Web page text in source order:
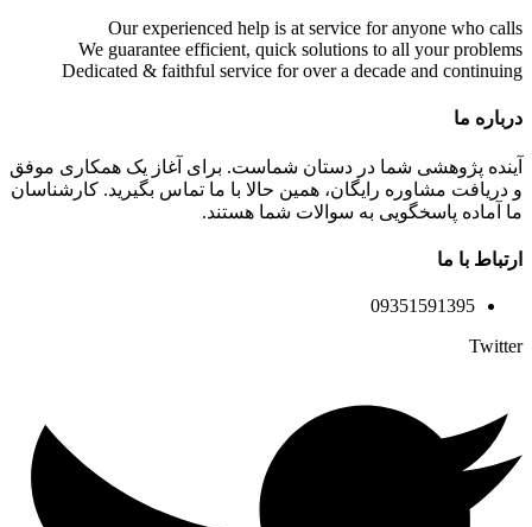
Our experienced help is at service for anyone who calls
We guarantee efficient, quick solutions to all your problems
Dedicated & faithful service for over a decade and continuing
درباره ما
آینده پژوهشی شما در دستان شماست. برای آغاز یک همکاری موفق
و دریافت مشاوره رایگان، همین حالا با ما تماس بگیرید. کارشناسان
ما آماده پاسخگویی به سوالات شما هستند.
ارتباط با ما
09351591395
Twitter